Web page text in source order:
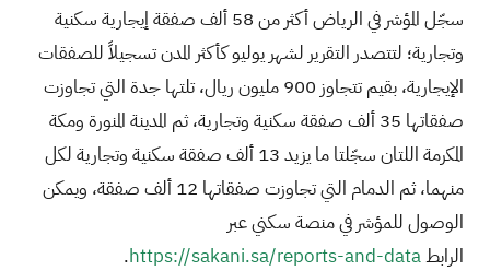
سجّل المؤشر في الرياض أكثر من 58 ألف صفقة إيجارية سكنية
وتجارية؛ لتتصدر التقرير لشهر يوليو كأكثر المدن تسجيلاً للصفقات
الإيجارية، بقيم تتجاوز 900 مليون ريال، تلتها جدة التي تجاوزت
صفقاتها 35 ألف صفقة سكنية وتجارية، ثم المدينة المنورة ومكة
المكرمة اللتان سجّلتا ما يزيد 13 ألف صفقة سكنية وتجارية لكل
منهما، ثم الدمام التي تجاوزت صفقاتها 12 ألف صفقة، ويمكن
الوصول للمؤشر في منصة سكني عبر
الرابطhttps://sakani.sa/reports-and-data
.